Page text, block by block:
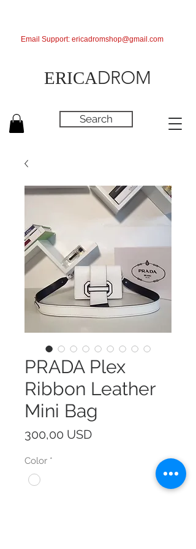
ERICADROM
Search
Email Support: ericadromshop@gmail.com
PRADA Plex
Ribbon Leather
Mini Bag
300,00 USDPrezzo
Color *